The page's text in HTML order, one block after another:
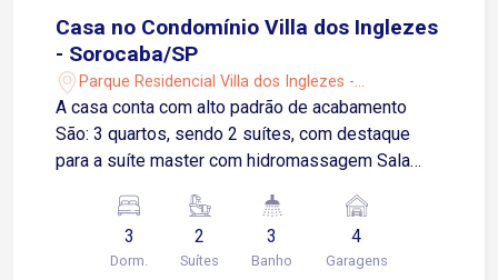
Casa no Condomínio Villa dos Inglezes
- Sorocaba/SP
Parque Residencial Villa dos Inglezes -
Sorocaba/SP
A casa conta com alto padrão de acabamento
São: 3 quartos, sendo 2 suítes, com destaque
para a suíte master com hidromassagem Sala
Cozinha com armários planejados Quintal com
piscina privativa e área gourmet completa
Garagem para 4 carros, sendo 2 vagas cobertas
3
Dorm.
2
Suítes
3
Banho
4
Garagens